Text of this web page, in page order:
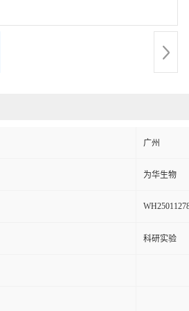
广州
为华生物
科研实验